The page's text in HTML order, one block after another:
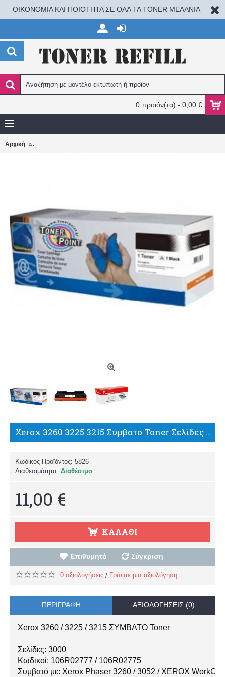
ΟΙΚΟΝΟΜΙΑ ΚΑΙ ΠΟΙΟΤΗΤΑ ΣΕ ΟΛΑ ΤΑ TONER ΜΕΛΑΝΙΑ
0 προϊόν(τα) - 0,00 €
Αρχική
Xerox 3260 3225 3215 Συμβατο Toner Σελίδες 3000 106r02777 106r02775 Xerox Phaser 3260 3052 Xerox Workcentre 3215 3225
Κωδικός Προϊόντος: 5826
Διαθεσιμότητα: Διαθέσιμο
11,00 €
ΚΑΛΆΘΙ
Επιθυμητό Σύγκριση
0 αξιολογήσεις / Γράψτε μια αξιολόγηση
ΠΕΡΙΓΡΑΦΉ ΑΞΙΟΛΟΓΉΣΕΙΣ (0)
Xerox 3260 / 3225 / 3215 ΣΥΜΒΑΤΟ Toner
Σελίδες: 3000
Κωδικοί: 106R02777 / 106R02775
Συμβατό με: Xerox Phaser 3260 / 3052 / XEROX